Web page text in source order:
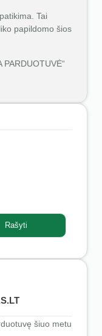
Tai
papildomo šios
PARDUOTUVĖ“
Rašyti
šiuo metu